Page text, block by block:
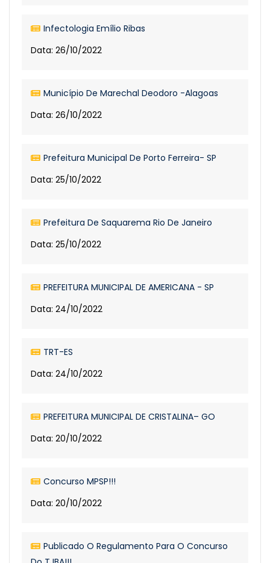
Infectologia Emílio Ribas
Data: 26/10/2022
Município De Marechal Deodoro -Alagoas
Data: 26/10/2022
Prefeitura Municipal De Porto Ferreira- SP
Data: 25/10/2022
Prefeitura De Saquarema Rio De Janeiro
Data: 25/10/2022
PREFEITURA MUNICIPAL DE AMERICANA - SP
Data: 24/10/2022
TRT-ES
Data: 24/10/2022
PREFEITURA MUNICIPAL DE CRISTALINA– GO
Data: 20/10/2022
Concurso MPSP!!!
Data: 20/10/2022
Publicado O Regulamento Para O Concurso